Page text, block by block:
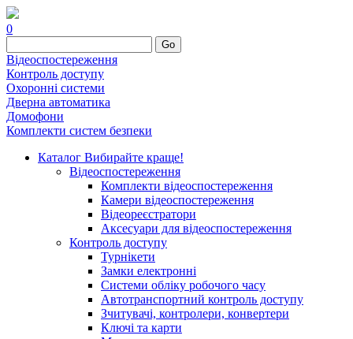
0
Go
Відеоспостереження
Контроль доступу
Охоронні системи
Дверна автоматика
Домофони
Комплекти систем безпеки
Каталог Вибирайте краще!
Відеоспостереження
Комплекти відеоспостереження
Камери відеоспостереження
Відеореєстратори
Аксесуари для відеоспостереження
Контроль доступу
Турнікети
Замки електронні
Системи обліку робочого часу
Автотранспортний контроль доступу
Зчитувачі, контролери, конвертери
Ключі та карти